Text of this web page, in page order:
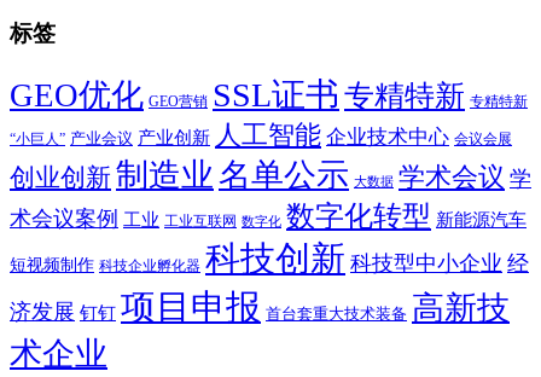
标签
GEO优化 GEO营销 SSL证书 专精特新 专精特新
“小巨人” 产业会议 产业创新 人工智能 企业技术中心 会议会展
创业创新制造业 名单公示 大数据 学术会议 学
术会议案例 工业 工业互联网 数字化 数字化转型 新能源汽车
短视频制作 科技企业孵化器 科技创新 科技型中小企业 经
济发展 钉钉 项目申报 首台套重大技术装备 高新技
术企业